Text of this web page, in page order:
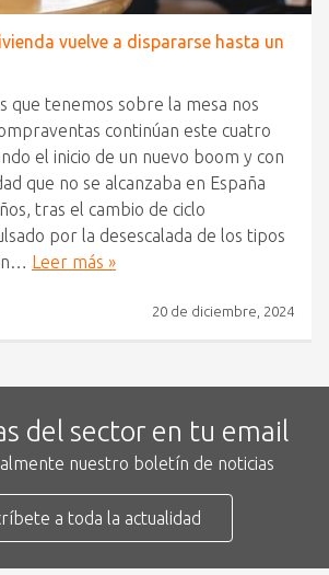
vuelve a dispararse hasta un
que tenemos sobre la mesa nos
continúan este cuatro
el inicio de un nuevo boom y con
que no se alcanzaba en España
tras el cambio de ciclo
por la desescalada de los tipos
Leer más »
20 de diciembre, 2024
del sector en tu email
nuestro boletín de noticias
a toda la actualidad